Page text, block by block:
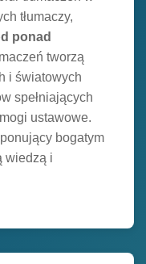
tłumaczy,
ponad
tworzą
i światowych
spełniających
ustawowe.
bogatym
wiedzą i